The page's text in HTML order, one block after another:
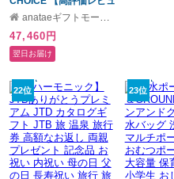
ーホテルセレクション】
誕生日プレゼント・記念
日・結婚祝い・内祝い・
結婚記念日・出産祝い・
プレゼント・還暦祝い・
退職祝い・昇進祝い・送
別会・合格祝い・入学祝
い・卒業祝い・記念品・
景品・感謝やお礼を伝え
たいときにも
【anatae】
anataeギフトモール店
47,460円
翌日お届け
22位 23位